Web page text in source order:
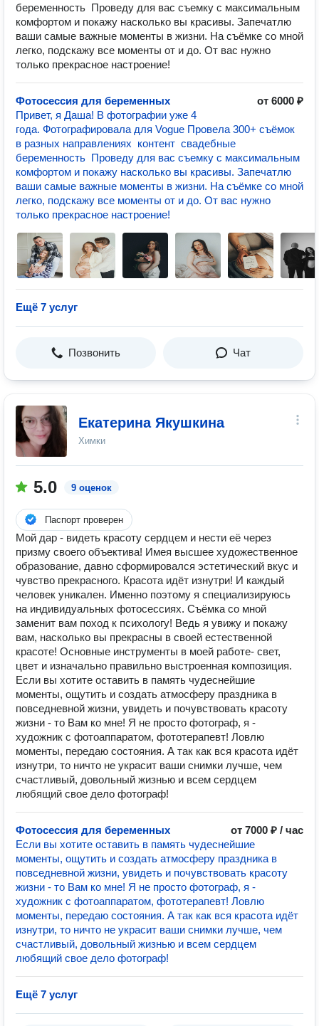
беременность Проведу для вас съемку с максимальным
комфортом и покажу насколько вы красивы. Запечатлю
ваши самые важные моменты в жизни. На съёмке со мной
легко, подскажу все моменты от и до. От вас нужно
только прекрасное настроение!
Фотосессия для беременных
от 6000 ₽
Привет, я Даша! В фотографии уже 4
года. Фотографировала для Vogue Провела 300+ съёмок
в разных направлениях контент свадебные
беременность Проведу для вас съемку с максимальным
комфортом и покажу насколько вы красивы. Запечатлю
ваши самые важные моменты в жизни. На съёмке со мной
легко, подскажу все моменты от и до. От вас нужно
только прекрасное настроение!
Ещё 7 услуг
Позвонить Чат
Екатерина Якушкина
Химки
5.0 9 оценок
Паспорт проверен
Мой дар - видеть красоту сердцем и нести её через
призму своего объектива! Имея высшее художественное
образование, давно сформировался эстетический вкус и
чувство прекрасного. Красота идёт изнутри! И каждый
человек уникален. Именно поэтому я специализируюсь
на индивидуальных фотосессиях. Съёмка со мной
заменит вам поход к психологу! Ведь я увижу и покажу
вам, насколько вы прекрасны в своей естественной
красоте! Основные инструменты в моей работе- свет,
цвет и изначально правильно выстроенная композиция.
Если вы хотите оставить в память чудеснейшие
моменты, ощутить и создать атмосферу праздника в
повседневной жизни, увидеть и почувствовать красоту
жизни - то Вам ко мне! Я не просто фотограф, я -
художник с фотоаппаратом, фототерапевт! Ловлю
моменты, передаю состояния. А так как вся красота идёт
изнутри, то ничто не украсит ваши снимки лучше, чем
счастливый, довольный жизнью и всем сердцем
любящий свое дело фотограф!
Фотосессия для беременных
от 7000 ₽ / час
Если вы хотите оставить в память чудеснейшие
моменты, ощутить и создать атмосферу праздника в
повседневной жизни, увидеть и почувствовать красоту
жизни - то Вам ко мне! Я не просто фотограф, я -
художник с фотоаппаратом, фототерапевт! Ловлю
моменты, передаю состояния. А так как вся красота идёт
изнутри, то ничто не украсит ваши снимки лучше, чем
счастливый, довольный жизнью и всем сердцем
любящий свое дело фотограф!
Ещё 7 услуг